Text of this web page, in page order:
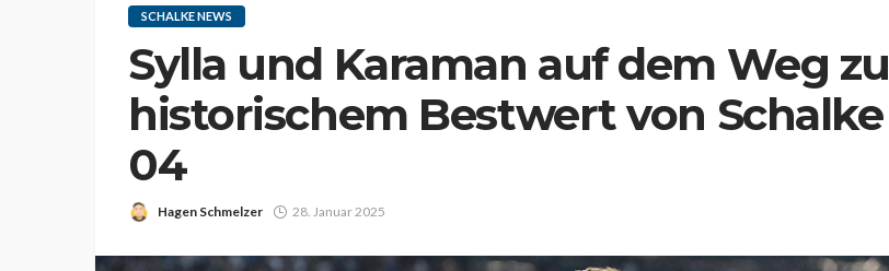
SCHALKE NEWS
Sylla und Karaman auf dem Weg zu
historischem Bestwert von Schalke
04
Hagen Schmelzer 28. Januar 2025